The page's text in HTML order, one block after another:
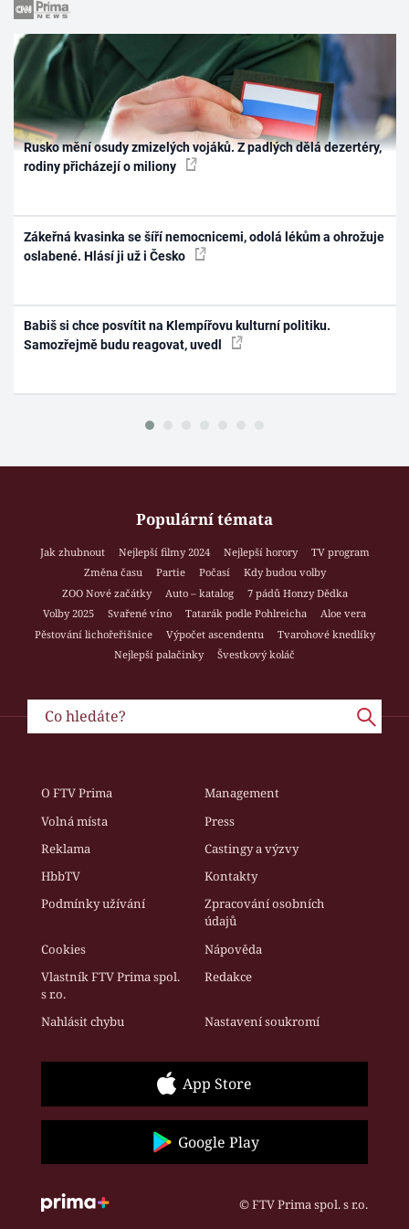
Rusko mění osudy zmizelých vojáků. Z padlých dělá dezertéry,
rodiny přicházejí o miliony
Zákeřná kvasinka se šíří nemocnicemi, odolá lékům a ohrožuje
oslabené. Hlásí ji už i Česko
Babiš si chce posvítit na Klempířovu kulturní politiku.
Samozřejmě budu reagovat, uvedl
Populární témata
Jak zhubnout Nejlepší filmy 2024 Nejlepší horory
TV program
Změna času
Partie Počasí
Kdy budou volby
ZOO Nové začátky
Auto – katalog
7 pádů Honzy Dědka
Volby 2025
Svařené víno Tatarák podle Pohlreicha
Aloe vera
Pěstování lichořeřišnice
Výpočet ascendentu
Tvarohové knedlíky
Nejlepší palačinky
Švestkový koláč
O FTV Prima
Management
Volná místa
Press
Reklama
Castingy a výzvy
HbbTV
Kontakty
Podmínky užívání
Zpracování osobních
údajů
Cookies
Nápověda
Vlastník FTV Prima spol.
s r.o.
Redakce
Nahlásit chybu Nastavení soukromí
App Store
Google Play
© FTV Prima spol. s r.o.